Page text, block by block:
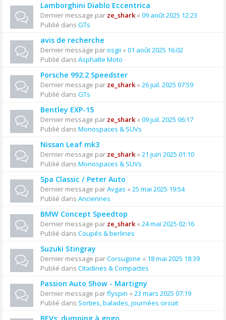
Lamborghini Diablo Eccentrica
Dernier message par ze_shark« 09 août 2025 12:23
Publié dans GTs
avis de recherche
Dernier message parosgii « 01 août 2025 16:02
Publié dans Asphalte Moto
Porsche 992.2 Speedster
Dernier message par ze_shark« 26 juil. 2025 07:59
Publié dans GTs
Bentley EXP-15
Dernier message par ze_shark« 09 juil. 2025 06:17
Publié dans Monospaces & SUVs
Nissan Leaf mk3
Dernier message par ze_shark« 21 juin 2025 01:10
Publié dans Monospaces & SUVs
Spa Classic / Peter Auto
Dernier message parAvgas « 25 mai 2025 19:54
Publié dans Anciennes
BMW Concept Speedtop
Dernier message par ze_shark« 24 mai 2025 02:16
Publié dans Coupés & berlines
Suzuki Stingray
Dernier message parCorsugone « 18 mai 2025 18:39
Publié dans Citadines & Compactes
Passion Auto Show - Martigny
Dernier message parflyspin « 23 mars 2025 07:19
Publié dans Sorties, balades, journées circuit